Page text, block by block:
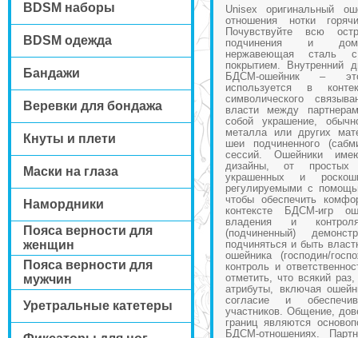
BDSM наборы
BDSM одежда
Бандажи
Веревки для бондажа
Кнуты и плети
Маски на глаза
Намордники
Пояса верности для
женщин
Пояса верности для
мужчин
Уретральные катетеры
Unisex оригинальный
отношения нотки
Почувствуйте всю
подчинения и
нержавеющая сталь
покрытием. Внутренний
БДСМ-ошейник –
используется в
символического
власти между
собой украшение,
металла или других
шеи подчиненного
сессий. Ошейники
дизайны, от
украшенных и
регулируемыми с
чтобы обеспечить
контексте БДСМ-игр
владения и
(подчиненный)
подчиняться и быть
ошейника (господин/
контроль и
отметить, что всякий
атрибуты, включая
согласие и
участников. Общение,
границ являются
БДСМ-отношениях.